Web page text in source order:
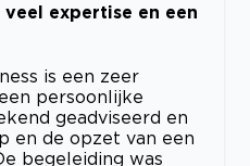
expertise en een
is een zeer
persoonlijke
geadviseerd en
en de opzet van een
begeleiding was